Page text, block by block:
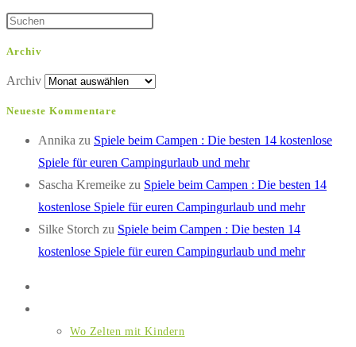
Archiv
Archiv
Neueste Kommentare
Annika zu Spiele beim Campen : Die besten 14 kostenlose
Spiele für euren Campingurlaub und mehr
Sascha Kremeike zu Spiele beim Campen : Die besten 14
kostenlose Spiele für euren Campingurlaub und mehr
Silke Storch zu Spiele beim Campen : Die besten 14
kostenlose Spiele für euren Campingurlaub und mehr
Wo Zelten mit Kindern